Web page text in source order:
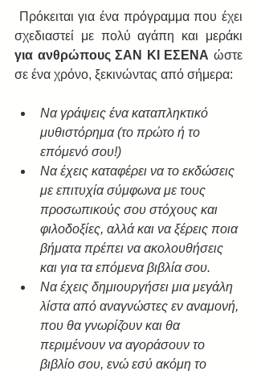
για ανθρώπους ΣΑΝ ΚΙ ΕΣΕΝΑ ώστε
σε ένα χρόνο, ξεκινώντας από σήμερα:
Να γράψεις ένα καταπληκτικό
μυθιστόρημα (το πρώτο ή το
επόμενό σου!)
Να έχεις καταφέρει να το εκδώσεις
με επιτυχία σύμφωνα με τους
προσωπικούς σου στόχους και
φιλοδοξίες, αλλά και να ξέρεις ποια
βήματα πρέπει να ακολουθήσεις
και για τα επόμενα βιβλία σου.
Να έχεις δημιουργήσει μια μεγάλη
λίστα από αναγνώστες εν αναμονή,
που θα γνωρίζουν και θα
περιμένουν να αγοράσουν το
βιβλίο σου, ενώ εσύ ακόμη το